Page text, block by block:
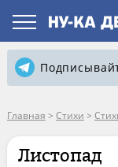
Главная > Стихи >
Листопад